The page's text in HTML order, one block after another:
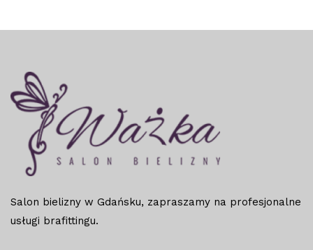
Salon bielizny w Gdańsku, zapraszamy na profesjonalne
usługi brafittingu.